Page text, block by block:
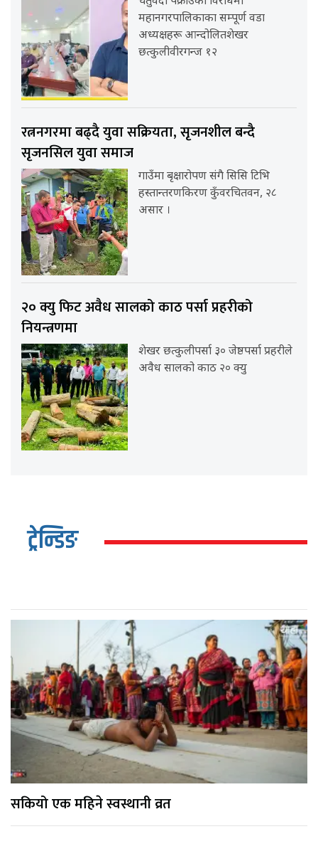
महानगरपालिकाका सम्पूर्ण वडा
अध्यक्षहरू आन्दोलितशेखर
छत्कुलीवीरगन्ज १२
रत्ननगरमा बढ्दै युवा सक्रियता, सृजनशील बन्दै
सृजनसिल युवा समाज
गाउँमा बृक्षारोपण संगै सिसि टिभि
हस्तान्तरणकिरण कुँवरचितवन, २८
असार ।
२० क्यु फिट अवैध सालको काठ पर्सा प्रहरीको
नियन्त्रणमा
शेखर छत्कुलीपर्सा ३० जेष्ठपर्सा प्रहरीले
अवैध सालको काठ २० क्यु
ट्रेन्डिङ
सकियो एक महिने स्वस्थानी व्रत